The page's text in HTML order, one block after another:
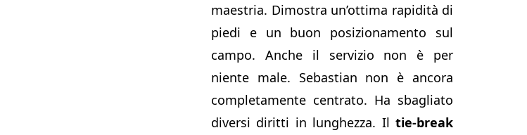
maestria. Dimostra un’ottima rapidità di
piedi e un buon posizionamento sul
campo. Anche il servizio non è per
niente male. Sebastian non è ancora
completamente centrato. Ha sbagliato
diversi diritti in lunghezza. Il tie-break